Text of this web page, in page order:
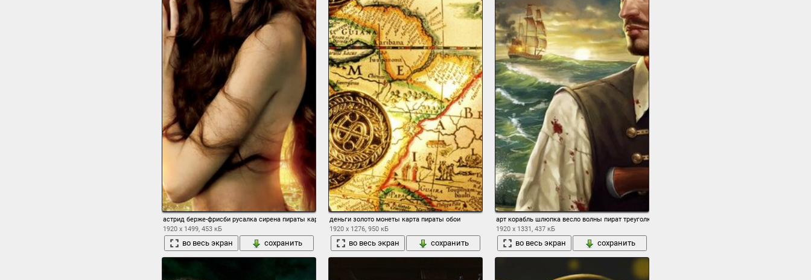
астрид берже-фрисби русалка сирена пираты карибского моря на странных берегах красотка волосы небо море закат корабль
1920 x 1499, 453 кБ
во весь экран сохранить
деньги золото монеты карта пираты обои
1920 x 1276, 950 кБ
во весь экран сохранить
арт корабль шлюпка весло волны пират треуголка револьверы кровь платок жилет профиль море
1920 x 1331, 437 кБ
во весь экран сохранить